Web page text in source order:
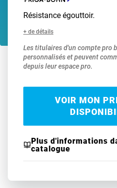
Résistance égouttoir.
+ de détails
Les titulaires d'un compte pro
personnalisés et peuvent
depuis leur espace pro.
VOIR MON
Plus d'informations
catalogue